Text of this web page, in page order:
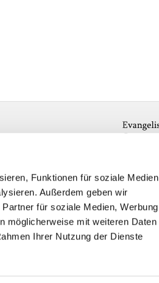
Funktionen für soziale Medien
Außerdem geben wir
für soziale Medien, Werbung
möglicherweise mit weiteren Daten
Ihrer Nutzung der Dienste